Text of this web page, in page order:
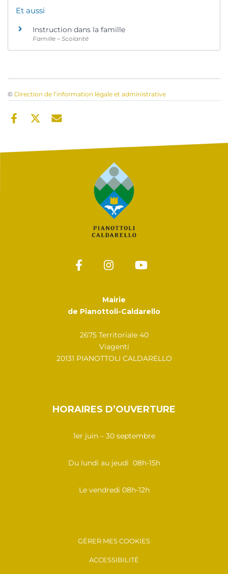
Et aussi
Instruction dans la famille
Famille – Scolarité
© Direction de l’information légale et administrative
Mairie
de Pianottoli-Caldarello
2675 Territoriale 40
Viagenti
20131 PIANOTTOLI CALDARELLO
HORAIRES D’OUVERTURE
1er juin – 30 septembre
Du lundi au jeudi 08h-15h
Le vendredi 08h-12h
GÉRER MES COOKIES
ACCESSIBILITÉ